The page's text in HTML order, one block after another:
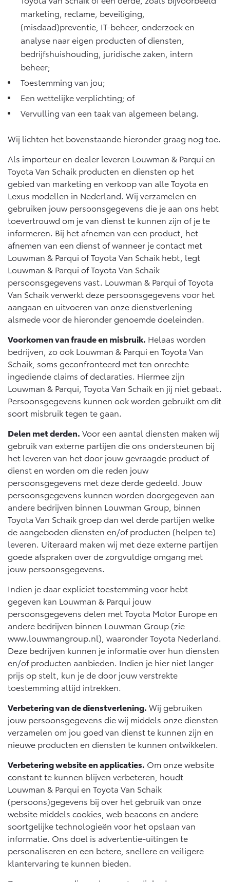
marketing, reclame, beveiliging,
(misdaad)preventie, IT-beheer, onderzoek en
analyse naar eigen producten of diensten,
bedrijfshuishouding, juridische zaken, intern
beheer;
Toestemming van jou;
Een wettelijke verplichting; of
Vervulling van een taak van algemeen belang.
Wij lichten het bovenstaande hieronder graag nog toe.
Als importeur en dealer leveren Louwman & Parqui en
Toyota Van Schaik producten en diensten op het
gebied van marketing en verkoop van alle Toyota en
Lexus modellen in Nederland. Wij verzamelen en
gebruiken jouw persoonsgegevens die je aan ons hebt
toevertrouwd om je van dienst te kunnen zijn of je te
informeren. Bij het afnemen van een product, het
afnemen van een dienst of wanneer je contact met
Louwman & Parqui of Toyota Van Schaik hebt, legt
Louwman & Parqui of Toyota Van Schaik
persoonsgegevens vast. Louwman & Parqui of Toyota
Van Schaik verwerkt deze persoonsgegevens voor het
aangaan en uitvoeren van onze dienstverlening
alsmede voor de hieronder genoemde doeleinden.
Voorkomen van fraude en misbruik. Helaas worden
bedrijven, zo ook Louwman & Parqui en Toyota Van
Schaik, soms geconfronteerd met ten onrechte
ingediende claims of declaraties. Hiermee zijn
Louwman & Parqui, Toyota Van Schaik en jij niet gebaat.
Persoonsgegevens kunnen ook worden gebruikt om dit
soort misbruik tegen te gaan.
Delen met derden. Voor een aantal diensten maken wij
gebruik van externe partijen die ons ondersteunen bij
het leveren van het door jouw gevraagde product of
dienst en worden om die reden jouw
persoonsgegevens met deze derde gedeeld. Jouw
persoonsgegevens kunnen worden doorgegeven aan
andere bedrijven binnen Louwman Group, binnen
Toyota Van Schaik groep dan wel derde partijen welke
de aangeboden diensten en/of producten (helpen te)
leveren. Uiteraard maken wij met deze externe partijen
goede afspraken over de zorgvuldige omgang met
jouw persoonsgegevens.
Indien je daar expliciet toestemming voor hebt
gegeven kan Louwman & Parqui jouw
persoonsgegevens delen met Toyota Motor Europe en
andere bedrijven binnen Louwman Group (zie
www.louwmangroup.nl), waaronder Toyota Nederland.
Deze bedrijven kunnen je informatie over hun diensten
en/of producten aanbieden. Indien je hier niet langer
prijs op stelt, kun je de door jouw verstrekte
toestemming altijd intrekken.
Verbetering van de dienstverlening. Wij gebruiken
jouw persoonsgegevens die wij middels onze diensten
verzamelen om jou goed van dienst te kunnen zijn en
nieuwe producten en diensten te kunnen ontwikkelen.
Verbetering website en applicaties. Om onze website
constant te kunnen blijven verbeteren, houdt
Louwman & Parqui en Toyota Van Schaik
(persoons)gegevens bij over het gebruik van onze
website middels cookies, web beacons en andere
soortgelijke technologieën voor het opslaan van
informatie. Ons doel is advertentie-uitingen te
personaliseren en een betere, snellere en veiligere
klantervaring te kunnen bieden.